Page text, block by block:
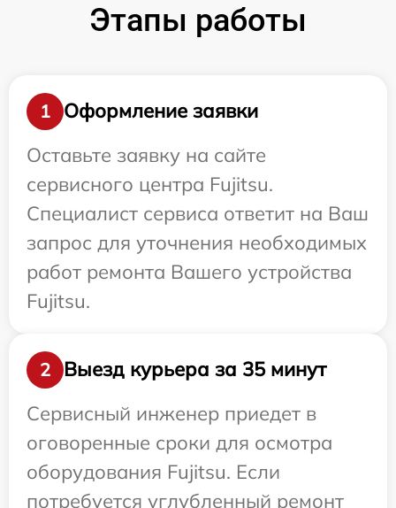
Этапы работы
1
Оформление заявки
Оставьте заявку на сайте
сервисного центра Fujitsu.
Специалист сервиса ответит на Ваш
запрос для уточнения необходимых
работ ремонта Вашего устройства
Fujitsu.
2
Выезд курьера за 35 минут
Сервисный инженер приедет в
оговоренные сроки для осмотра
оборудования Fujitsu. Если
потребуется углубленный ремонт